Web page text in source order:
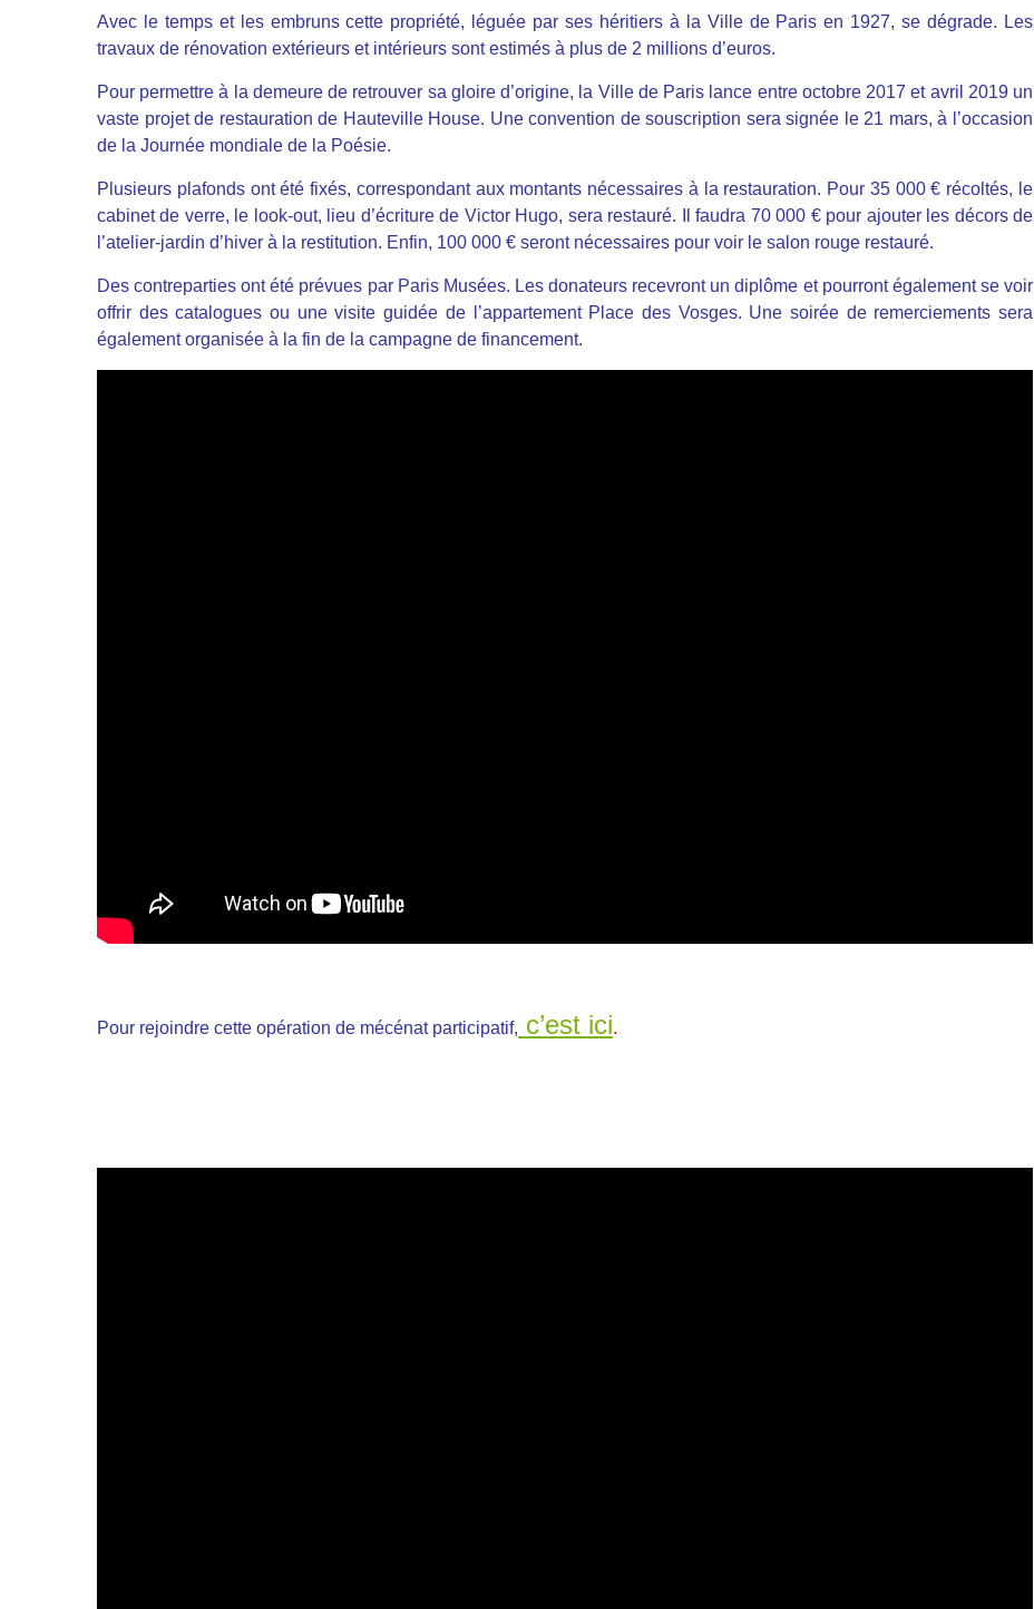
Avec le temps et les embruns cette propriété, léguée par ses héritiers à la Ville de Paris en 1927, se dégrade. Les
travaux de rénovation extérieurs et intérieurs sont estimés à plus de 2 millions d’euros.
Pour permettre à la demeure de retrouver sa gloire d’origine, la Ville de Paris lance entre octobre 2017 et avril 2019 un
vaste projet de restauration de Hauteville House. Une convention de souscription sera signée le 21 mars, à l’occasion
de la Journée mondiale de la Poésie.
Plusieurs plafonds ont été fixés, correspondant aux montants nécessaires à la restauration. Pour 35 000 € récoltés, le
cabinet de verre, le look-out, lieu d’écriture de Victor Hugo, sera restauré. Il faudra 70 000 € pour ajouter les décors de
l’atelier-jardin d’hiver à la restitution. Enfin, 100 000 € seront nécessaires pour voir le salon rouge restauré.
Des contreparties ont été prévues par Paris Musées. Les donateurs recevront un diplôme et pourront également se voir
offrir des catalogues ou une visite guidée de l’appartement Place des Vosges. Une soirée de remerciements sera
également organisée à la fin de la campagne de financement.
Pour rejoindre cette opération de mécénat participatif, c’est ici.